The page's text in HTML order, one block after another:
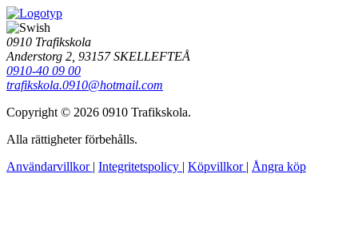
0910 Trafikskola
Anderstorg 2, 93157 SKELLEFTEÅ
0910-40 09 00
trafikskola.0910@hotmail.com
Copyright © 2026 0910 Trafikskola.
Alla rättigheter förbehålls.
Användarvillkor | Integritetspolicy | Köpvillkor | Ångra köp